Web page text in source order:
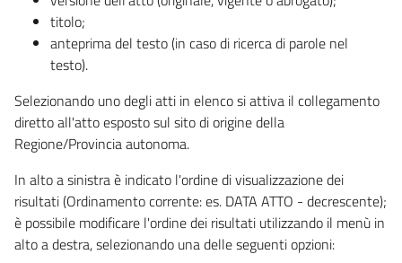
titolo;
anteprima del testo (in caso di ricerca di parole nel
testo).
Selezionando uno degli atti in elenco si attiva il collegamento
diretto all'atto esposto sul sito di origine della
Regione/Provincia autonoma.
In alto a sinistra è indicato l'ordine di visualizzazione dei
risultati (Ordinamento corrente: es. DATA ATTO - decrescente);
è possibile modificare l'ordine dei risultati utilizzando il menù in
alto a destra, selezionando una delle seguenti opzioni: